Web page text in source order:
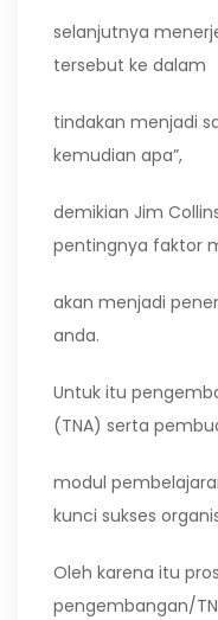
selanjutnya
tersebut ke dalam
tindakan menjadi
kemudian apa”,
demikian Jim
pentingnya faktor
akan menjadi
anda.
Untuk itu
(TNA) serta
modul
kunci sukses
Oleh karena itu
pengembangan/